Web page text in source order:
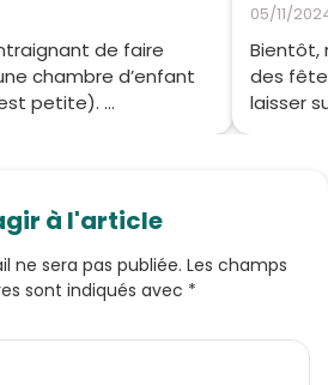
de faire
chambre d’enfant
petite). ...
05/11/
Bientôt,
des
laisser
à l'article
ne sera pas publiée. Les champs
sont indiqués avec *